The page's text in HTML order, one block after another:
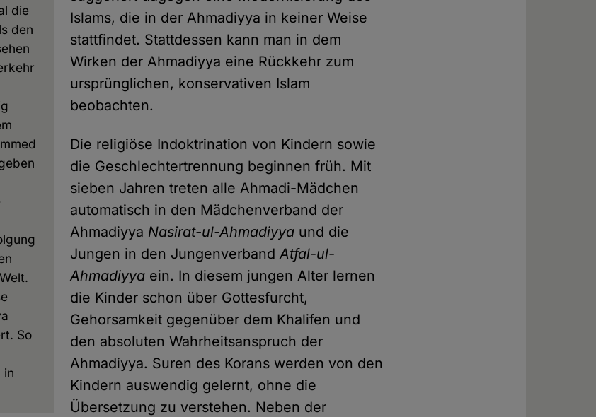
die
den
So
in
Islams, die in der Ahmadiyya in keiner Weise
stattfindet. Stattdessen kann man in dem
Wirken der Ahmadiyya eine Rückkehr zum
ursprünglichen, konservativen Islam
beobachten.
Die religiöse Indoktrination von Kindern sowie
die Geschlechtertrennung beginnen früh. Mit
sieben Jahren treten alle Ahmadi-Mädchen
automatisch in den Mädchenverband der
Ahmadiyya Nasirat-ul-Ahmadiyyaund die
Jungen in den Jungenverband Atfal-ul-
Ahmadiyyaein. In diesem jungen Alter lernen
die Kinder schon über Gottesfurcht,
Gehorsamkeit gegenüber dem Khalifen und
den absoluten Wahrheitsanspruch der
Ahmadiyya. Suren des Korans werden von den
Kindern auswendig gelernt, ohne die
Übersetzung zu verstehen. Neben der